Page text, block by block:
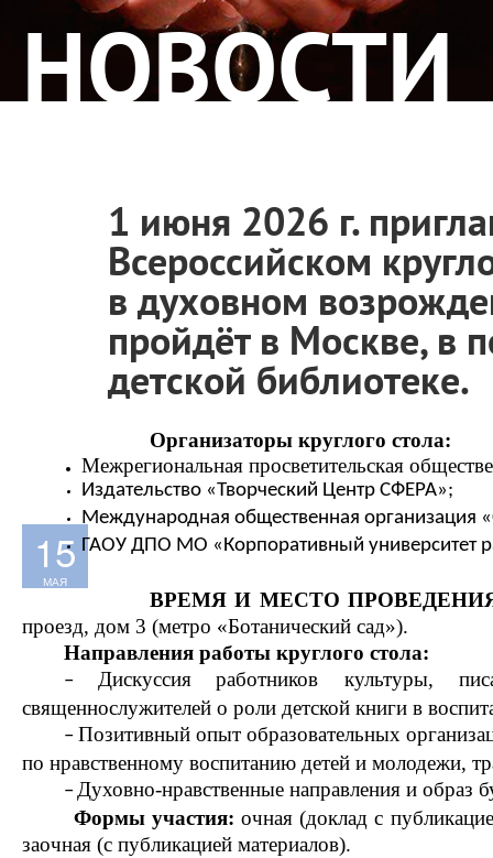
НОВОСТИ
15
МАЯ
1 июня 2026 г.
Всероссийском
в духовном
пройдёт в Москве, в
детской библиотеке.
Организаторы круглого стола:
Межрегиональная просветительская
Издательство «Творческий Центр СФЕРА»;
Международная общественная организация
ГАОУ ДПО МО «Корпоративный университет
ВРЕМЯ И МЕСТО
проезд, дом 3 (метро «Ботанический сад»).
Направления работы круглого стола:
– Дискуссия
работников культуры,
священнослужителей о роли детской книги в
– Позитивный опыт образовательных
по нравственному воспитанию детей и молодежи,
– Духовно-нравственные направления и образ
Формы участия: очная (доклад с
заочная (с публикацией материалов).